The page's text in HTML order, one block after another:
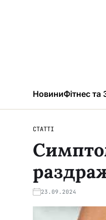
НовиниФітнес
СТАТТІ
23.09.2024